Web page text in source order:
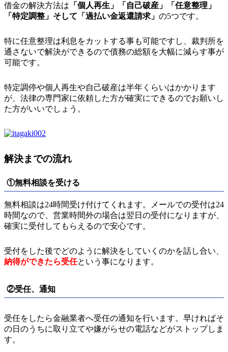
借金の解決方法は 「個人再生」「自己破産」「任意整理」
「特定調整」そして「過払い金返還請求」 の5つです。
特に任意整理は利息をカットする事も可能ですし、裁判所を
通さないで解決ができるので債務の総額を大幅に減らす事が
可能です。
特定調停や個人再生や自己破産は半年くらいはかかります
が、法律の専門家に依頼した方が確実にできるのでお願いし
た方がいいでしょう。
解決までの流れ
①無料相談を受ける
無料相談は24時間受け付けてくれます。メールでの受付は24
時間なので、営業時間外の場合は翌日の受付になりますが、
確実に受付してもらえるので安心です。
受付をした後でどのように解決をしていくのかを話し合い、
納得ができたら受任という事になります。
②受任、通知
受任をしたら金融業者へ受任の通知を行います。早ければそ
の日のうちに取り立てや嫌がらせの電話などがストップしま
す。